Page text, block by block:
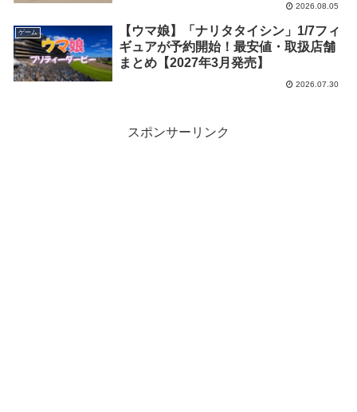
2026.08.05
ゲーム
【ウマ娘】「ナリタタイシン」1/7フィ
ギュアが予約開始！最安値・取扱店舗
まとめ【2027年3月発売】
2026.07.30
スポンサーリンク